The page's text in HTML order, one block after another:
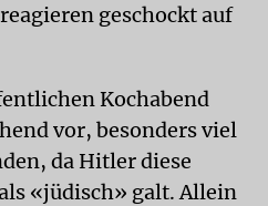
geschockt auf
Kochabend
vor, besonders viel
da Hitler diese
«jüdisch» galt. Allein